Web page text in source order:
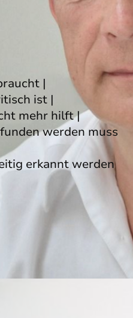
|
ist |
mehr hilft |
werden muss
erkannt werden